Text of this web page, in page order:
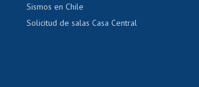
Sismos en Chile
Solicitud de salas Casa Central